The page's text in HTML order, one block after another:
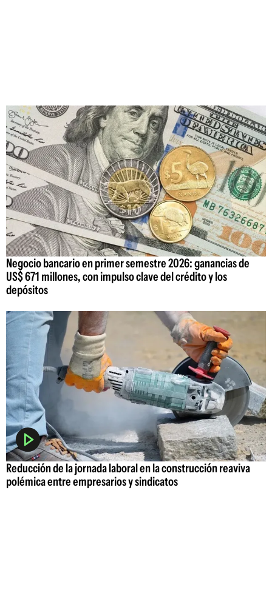
Negocio bancario en primer semestre 2026: ganancias de
US$ 671 millones, con impulso clave del crédito y los
depósitos
Reducción de la jornada laboral en la construcción reaviva
polémica entre empresarios y sindicatos